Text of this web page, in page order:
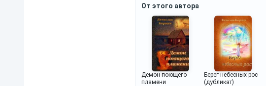
От этого автора
Демон поющего
пламени
Берег небесных рос
(дубликат)